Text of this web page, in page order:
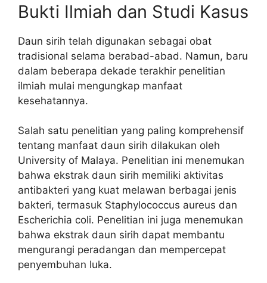
Bukti Ilmiah dan Studi Kasus
Daun sirih telah digunakan sebagai obat
tradisional selama berabad-abad. Namun, baru
dalam beberapa dekade terakhir penelitian
ilmiah mulai mengungkap manfaat
kesehatannya.
Salah satu penelitian yang paling komprehensif
tentang manfaat daun sirih dilakukan oleh
University of Malaya. Penelitian ini menemukan
bahwa ekstrak daun sirih memiliki aktivitas
antibakteri yang kuat melawan berbagai jenis
bakteri, termasuk Staphylococcus aureus dan
Escherichia coli. Penelitian ini juga menemukan
bahwa ekstrak daun sirih dapat membantu
mengurangi peradangan dan mempercepat
penyembuhan luka.